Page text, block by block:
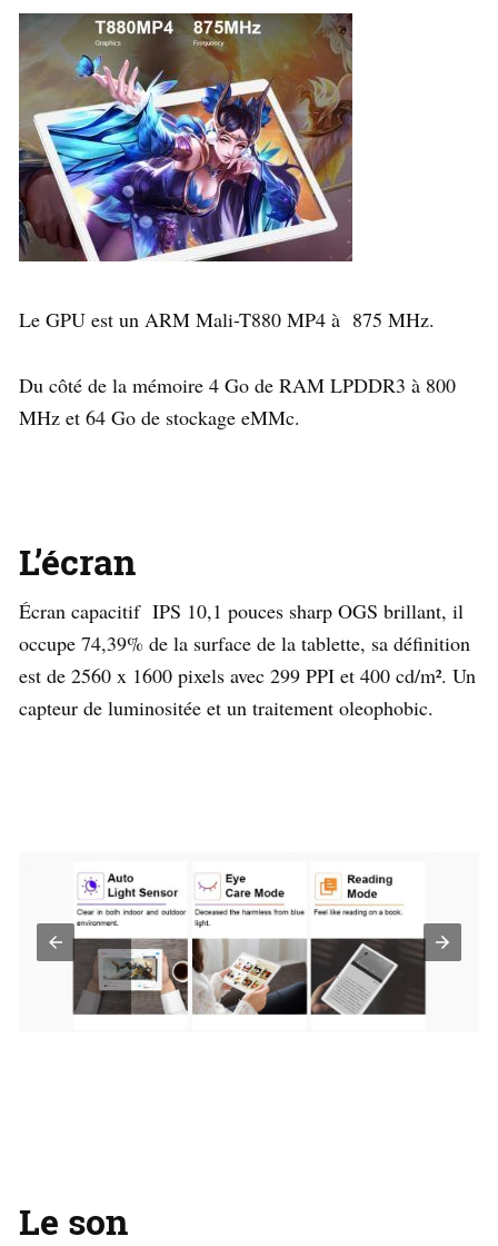
Le GPU est un ARM Mali-T880 MP4 à 875 MHz.
Du côté de la mémoire 4 Go de RAM LPDDR3 à 800
MHz et 64 Go de stockage eMMc.
L’écran
Écran capacitif IPS 10,1 pouces sharp OGS brillant, il
occupe 74,39% de la surface de la tablette, sa définition
est de 2560 x 1600 pixels avec 299 PPI et 400 cd/m². Un
capteur de luminositée et un traitement oleophobic.
Le son